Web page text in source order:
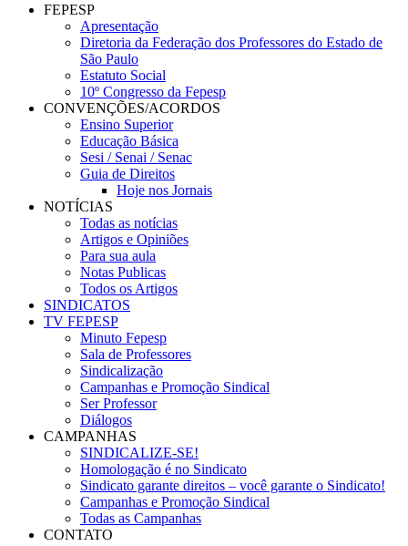
FEPESP
Apresentação
Diretoria da Federação dos Professores do Estado de
São Paulo
Estatuto Social
10º Congresso da Fepesp
CONVENÇÕES/ACORDOS
Ensino Superior
Educação Básica
Sesi / Senai / Senac
Guia de Direitos
Hoje nos Jornais
NOTÍCIAS
Todas as notícias
Artigos e Opiniões
Para sua aula
Notas Publicas
Todos os Artigos
SINDICATOS
TV FEPESP
Minuto Fepesp
Sala de Professores
Sindicalização
Campanhas e Promoção Sindical
Ser Professor
Diálogos
CAMPANHAS
SINDICALIZE-SE!
Homologação é no Sindicato
Sindicato garante direitos – você garante o Sindicato!
Campanhas e Promoção Sindical
Todas as Campanhas
CONTATO